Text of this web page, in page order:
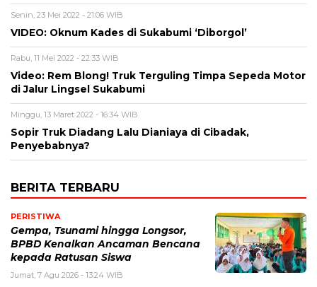
Senin, 23 Mei 2022 - 21:06 WIB
VIDEO: Oknum Kades di Sukabumi ‘Diborgol’
Rabu, 11 Mei 2022 - 22:33 WIB
Video: Rem Blong! Truk Terguling Timpa Sepeda Motor
di Jalur Lingsel Sukabumi
Minggu, 13 Maret 2022 - 16:34 WIB
Sopir Truk Diadang Lalu Dianiaya di Cibadak,
Penyebabnya?
BERITA TERBARU
PERISTIWA
Gempa, Tsunami hingga Longsor,
BPBD Kenalkan Ancaman Bencana
kepada Ratusan Siswa
Jumat, 7 Agu 2026 - 13:24 WIB